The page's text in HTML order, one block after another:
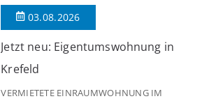
03.08.2026
Jetzt neu: Eigentumswohnung in
Krefeld
VERMIETETE EINRAUMWOHNUNG IM